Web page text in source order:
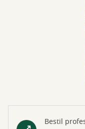
Bestil